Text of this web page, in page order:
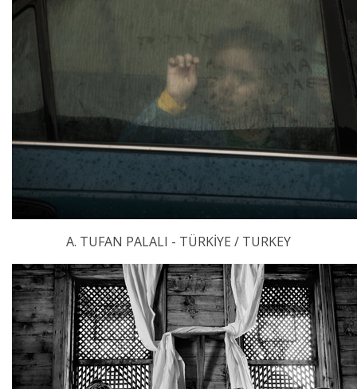
A. TUFAN PALALI - TÜRKİYE / TURKEY